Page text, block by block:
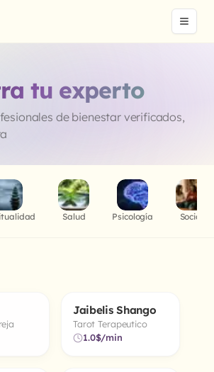
tu experto
de bienestar verificados,
Salud Psicología Social
Online 5.0
Jaibelis Shango
Tarot Terapeutico
1.0$/min